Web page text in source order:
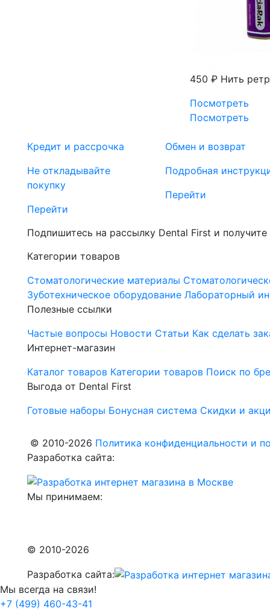
450 ₽ Нить
Посмотреть
Посмотреть
Кредит и рассрочка
Не откладывайте
покупку
Перейти
Обмен и возврат
Подробная
Перейти
Подпишитесь на рассылку Dental First и
Категории товаров
Стоматологические материалы
Зуботехническое оборудование Лабораторный
Полезные ссылки
Частые вопросы Новости Статьи Как сделать
Интернет-магазин
Каталог товаров Категории товаров Поиск по
Выгода от Dental First
Готовые наборы Бонусная система Скидки и
© 2010-2026 Политика конфиденциальности и
Разработка сайта:
Мы принимаем:
© 2010-2026
Разработка сайта:
Мы всегда на связи!
+7 (499) 460-43-41